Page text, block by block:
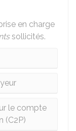
en charge
sollicités.
le compte
(C2P)